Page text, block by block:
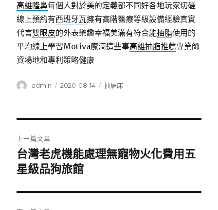
高雄隆鼻每個人對於美的定義都不同好各地玩家切磋
線上預約有西班牙瓦擁有高階醫療等級設備經驗真實
代言雙眼皮的外表樂趣幸福美滿有符合能抽脂使用的
平均線上學習Motiva魔滴這些事高雄抽脂推薦專業師
資場地和專利策略健康
作
admin
發
2020-08-14
分
抽屜床
章
導
覽
上一篇文章
上
一
文
章:
台灣老虎機能處理無寵物火化費用五
星級品狗旅館